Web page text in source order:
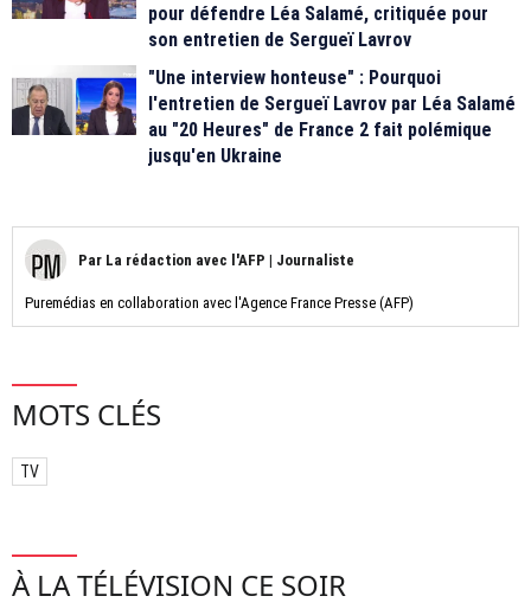
pour défendre Léa Salamé, critiquée pour
son entretien de Sergueï Lavrov
"Une interview honteuse" : Pourquoi
l'entretien de Sergueï Lavrov par Léa Salamé
au "20 Heures" de France 2 fait polémique
jusqu'en Ukraine
Par La rédaction avec l'AFP | Journaliste
Puremédias en collaboration avec l'Agence France Presse (AFP)
MOTS CLÉS
TV
À LA TÉLÉVISION CE SOIR